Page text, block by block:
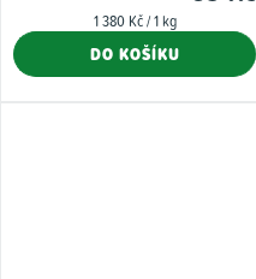
Měrná
1 380 Kč / 1 kg
DO KOŠÍKU